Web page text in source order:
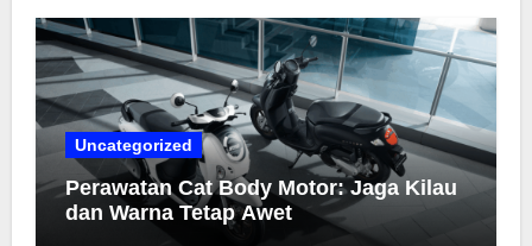
Uncategorized
Perawatan Cat Body Motor: Jaga Kilau
dan Warna Tetap Awet